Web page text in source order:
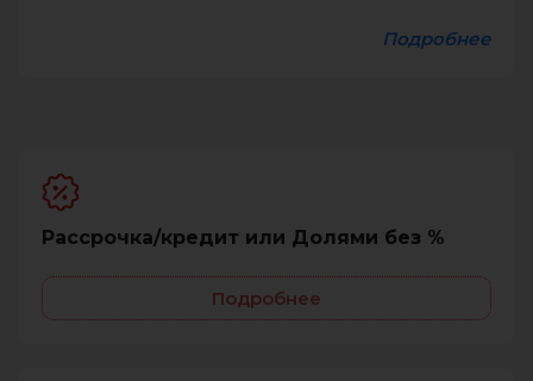
Подробнее
Рассрочка/кредит или Долями без %
Подробнее